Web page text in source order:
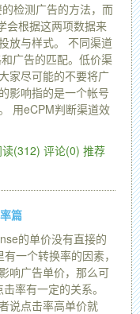
检测广告的方法，而
会根据这两项数据来
放与样式。 不同渠道
广告的匹配。低价渠
家尽可能的不要将广
影响指的是一个帐号
用eCPM判断渠道效
读(312) 评论(0) 推荐
篇
的单价没有直接的
一个转换率的因素，
响广告单价，那么可
率有一定的关系。
说点击率高单价就